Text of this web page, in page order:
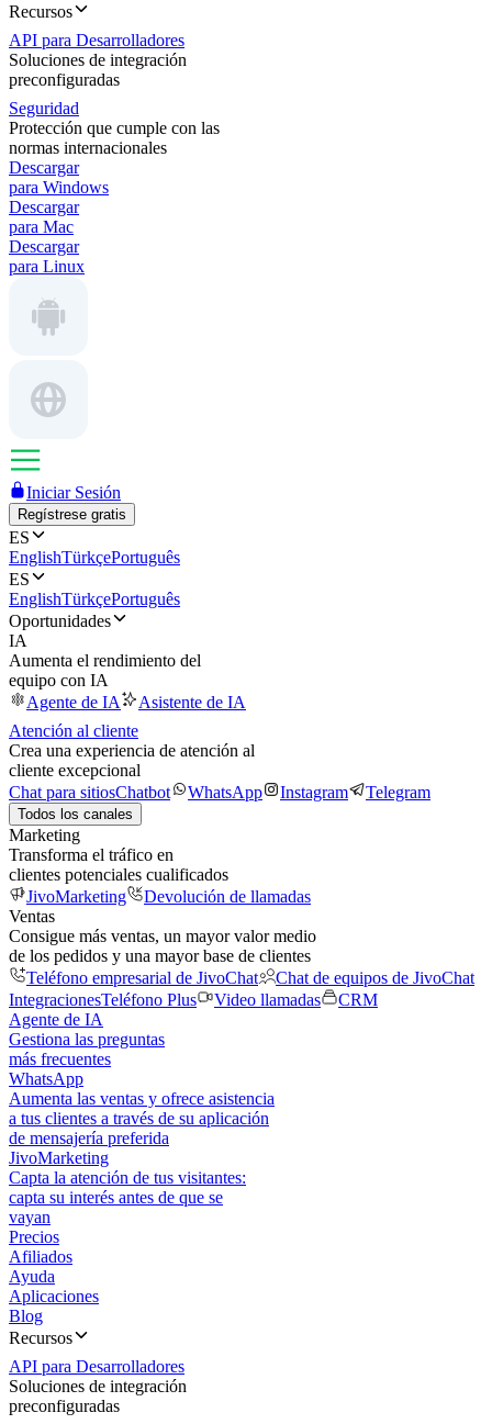
Recursos
API para Desarrolladores
Soluciones de integración
preconfiguradas
Seguridad
Protección que cumple con las
normas internacionales
Descargar
para Windows
Descargar
para Mac
Descargar
para Linux
Iniciar Sesión
Regístrese gratis
ES
EnglishTürkçePortuguês
ES
EnglishTürkçePortuguês
Oportunidades
IA
Aumenta el rendimiento del
equipo con IA
Agente de IA
Asistente de IA
Atención al cliente
Crea una experiencia de atención al
cliente excepcional
Chat para sitiosChatbot WhatsApp Instagram Telegram
Todos los canales
Marketing
Transforma el tráfico en
clientes potenciales cualificados
JivoMarketing
Devolución de llamadas
Ventas
Consigue más ventas, un mayor valor medio
de los pedidos y una mayor base de clientes
Teléfono empresarial de JivoChat
Chat de equipos de JivoChat
IntegracionesTeléfono Plus Video llamadas
CRM
Agente de IA
Gestiona las preguntas
más frecuentes
WhatsApp
Aumenta las ventas y ofrece asistencia
a tus clientes a través de su aplicación
de mensajería preferida
JivoMarketing
Capta la atención de tus visitantes:
capta su interés antes de que se
vayan
Precios
Afiliados
Ayuda
Aplicaciones
Blog
Recursos
API para Desarrolladores
Soluciones de integración
preconfiguradas